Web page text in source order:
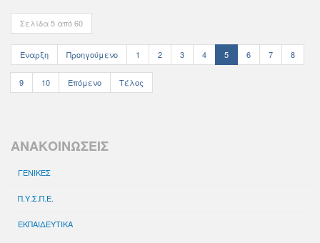
Σελίδα 5 από 60
Έναρξη Προηγούμενο 1 2 3 4 5 6 7 8
9 10 Επόμενο Τέλος
ΑΝΑΚΟΙΝΩΣΕΙΣ
ΓΕΝΙΚΕΣ
Π.Υ.Σ.Π.Ε.
ΕΚΠΑΙΔΕΥΤΙΚΑ